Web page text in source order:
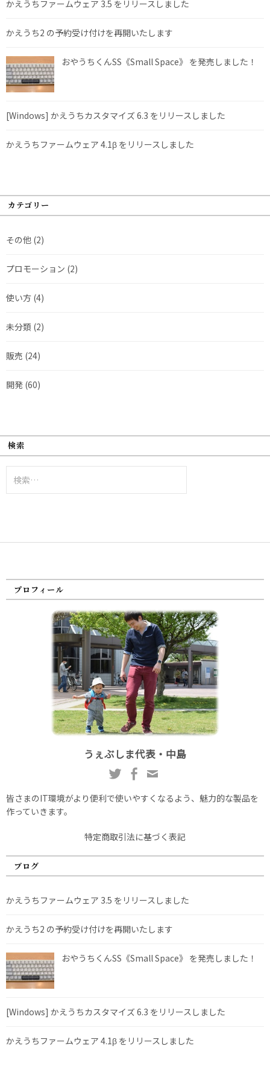
かえうちファームウェア 3.5 をリリースしました
かえうち2 の予約受け付けを再開いたします
おやうちくんSS《Small Space》 を発売しました！
[Windows] かえうちカスタマイズ 6.3 をリリースしました
かえうちファームウェア 4.1β をリリースしました
カテゴリー
その他 (2)
プロモーション (2)
使い方 (4)
未分類 (2)
販売 (24)
開発 (60)
検索
索:
プロフィール
うぇぶしま代表・中島
皆さまのIT環境がより便利で使いやすくなるよう、魅力的な製品を
作っていきます。
特定商取引法に基づく表記
ブログ
かえうちファームウェア 3.5 をリリースしました
かえうち2 の予約受け付けを再開いたします
おやうちくんSS《Small Space》 を発売しました！
[Windows] かえうちカスタマイズ 6.3 をリリースしました
かえうちファームウェア 4.1β をリリースしました